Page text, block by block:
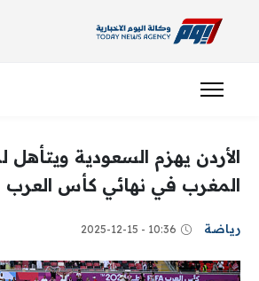
الأردن يهزم السعودية ويتأهل
المغرب في نهائي كأس العرب
رياضة 10:36 - 2025-12-15